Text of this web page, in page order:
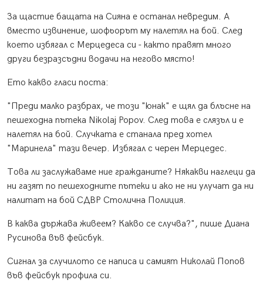
За щастие бащата на Сияна е останал невредим. А
вместо извинение, шофьорът му налетял на бой. След
което избягал с Мерцедеса си - както правят много
други безразсъдни водачи на негово място!
Ето какво гласи поста:
"Преди малко разбрах, че този "юнак" е щял да блъсне на
пешеходна пътека Nikolaj Popov. След това е слязъл и е
налетял на бой. Случката е станала пред хотел
"Маринела" тази вечер. Избягал с черен Мерцедес.
Това ли заслужаваме ние гражданите? Някакви наглеци да
ни газят по пешеходните пътеки и ако не ни улучат да ни
налитат на бой СДВР Столична Полиция.
В каква държава живеем? Какво се случва?", пише Диана
Русинова във фейсбук.
Сигнал за случилото се написа и самият Николай Попов
във фейсбук профила си.